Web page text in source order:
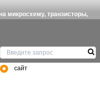
микросхему, транзисторы,
сайт